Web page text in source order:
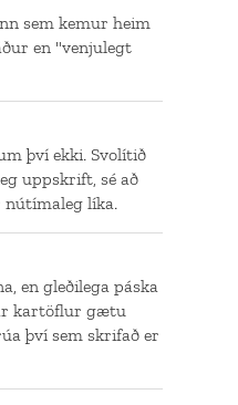
sem kemur heim
en "venjulegt
því ekki. Svolítið
uppskrift, sé að
nútímaleg líka.
en gleðilega páska
kartöflur gætu
því sem skrifað er